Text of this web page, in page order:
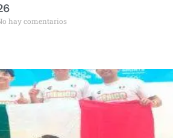
hay comentarios